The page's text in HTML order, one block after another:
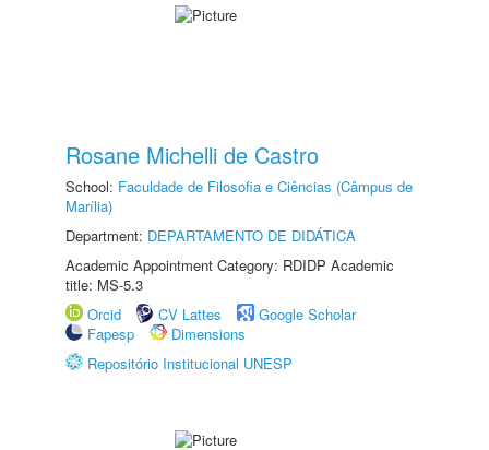
Rosane Michelli de Castro
School: Faculdade de Filosofia e Ciências (Câmpus de
Marília)
Department: DEPARTAMENTO DE DIDÁTICA
Academic Appointment Category: RDIDP Academic
title: MS-5.3
Orcid
CV Lattes
Google Scholar
Fapesp
Dimensions
Repositório Institucional UNESP